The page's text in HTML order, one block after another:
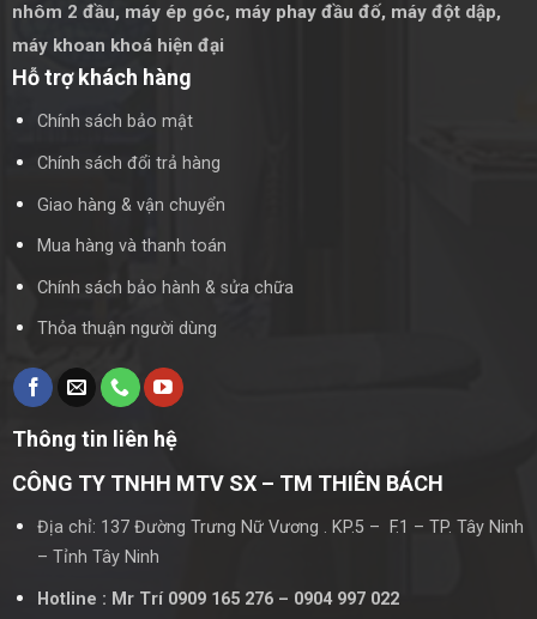
nhôm 2 đầu, máy ép góc, máy phay đầu đố, máy đột dập,
máy khoan khoá hiện đại
Hỗ trợ khách hàng
Chính sách bảo mật
Chính sách đổi trả hàng
Giao hàng & vận chuyển
Mua hàng và thanh toán
Chính sách bảo hành & sửa chữa
Thỏa thuận người dùng
Thông tin liên hệ
CÔNG TY TNHH MTV SX – TM THIÊN BÁCH
Địa chỉ: 137 Đường Trưng Nữ Vương . KP.5 – F.1 – TP. Tây Ninh
– Tỉnh Tây Ninh
Hotline : Mr Trí 0909 165 276 – 0904 997 022